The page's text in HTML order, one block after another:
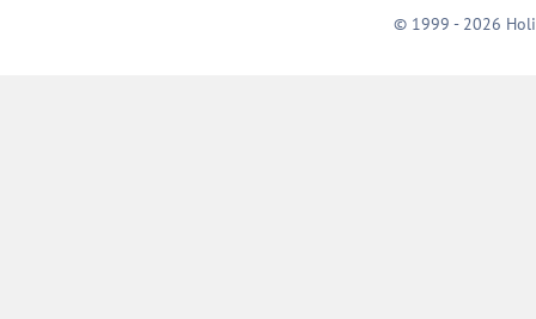
© 1999 - 2026